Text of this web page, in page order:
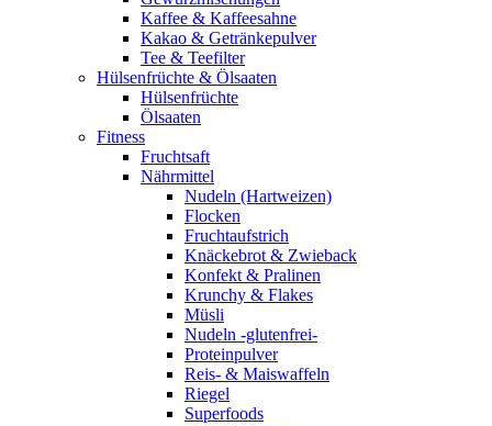
Kaffee & Kaffeesahne
Kakao & Getränkepulver
Tee & Teefilter
Hülsenfrüchte & Ölsaaten
Hülsenfrüchte
Ölsaaten
Fitness
Fruchtsaft
Nährmittel
Nudeln (Hartweizen)
Flocken
Fruchtaufstrich
Knäckebrot & Zwieback
Konfekt & Pralinen
Krunchy & Flakes
Müsli
Nudeln -glutenfrei-
Proteinpulver
Reis- & Maiswaffeln
Riegel
Superfoods